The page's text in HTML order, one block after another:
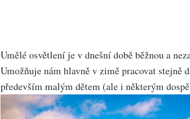
Umělé osvětlení je v dnešní době běžnou a
Umožňuje nám hlavně v zimě pracovat stejně
především malým dětem (ale i některým